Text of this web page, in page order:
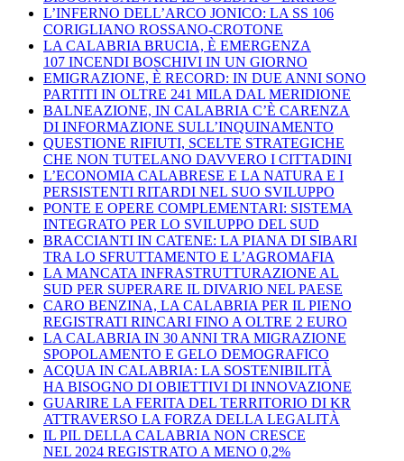
L’INFERNO DELL’ARCO JONICO: LA SS 106
CORIGLIANO ROSSANO-CROTONE
LA CALABRIA BRUCIA, È EMERGENZA
107 INCENDI BOSCHIVI IN UN GIORNO
EMIGRAZIONE, È RECORD: IN DUE ANNI SONO
PARTITI IN OLTRE 241 MILA DAL MERIDIONE
BALNEAZIONE, IN CALABRIA C’È CARENZA
DI INFORMAZIONE SULL’INQUINAMENTO
QUESTIONE RIFIUTI, SCELTE STRATEGICHE
CHE NON TUTELANO DAVVERO I CITTADINI
L’ECONOMIA CALABRESE E LA NATURA E I
PERSISTENTI RITARDI NEL SUO SVILUPPO
PONTE E OPERE COMPLEMENTARI: SISTEMA
INTEGRATO PER LO SVILUPPO DEL SUD
BRACCIANTI IN CATENE: LA PIANA DI SIBARI
TRA LO SFRUTTAMENTO E L’AGROMAFIA
LA MANCATA INFRASTRUTTURAZIONE AL
SUD PER SUPERARE IL DIVARIO NEL PAESE
CARO BENZINA, LA CALABRIA PER IL PIENO
REGISTRATI RINCARI FINO A OLTRE 2 EURO
LA CALABRIA IN 30 ANNI TRA MIGRAZIONE
SPOPOLAMENTO E GELO DEMOGRAFICO
ACQUA IN CALABRIA: LA SOSTENIBILITÀ
HA BISOGNO DI OBIETTIVI DI INNOVAZIONE
GUARIRE LA FERITA DEL TERRITORIO DI KR
ATTRAVERSO LA FORZA DELLA LEGALITÀ
IL PIL DELLA CALABRIA NON CRESCE
NEL 2024 REGISTRATO A MENO 0,2%